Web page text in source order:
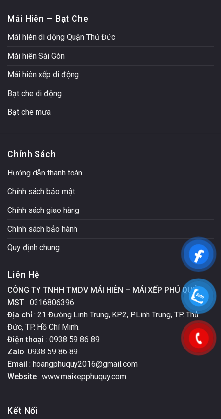
Mái Hiên – Bạt Che
Mái hiên di động Quận Thủ Đức
Mái hiên Sài Gòn
Mái hiên xếp di động
Bạt che di động
Bạt che mưa
Chính Sách
Hướng dẫn thanh toán
Chính sách bảo mật
Chính sách giao hàng
Chính sách bảo hành
Quy định chung
Liên Hệ
CÔNG TY TNHH TMDV MÁI HIÊN – MÁI XẾP PHÚ QUÝ
MST : 0316806396
Địa chỉ : 21 Đường Linh Trung, KP2, P.Linh Trung, TP. Thủ
Đức, TP. Hồ Chí Minh.
Điện thoại : 0938 59 86 89
Zalo: 0938 59 86 89
Email : hoangphuquy2016@gmail.com
Website : www.maixepphuquy.com
Kết Nối